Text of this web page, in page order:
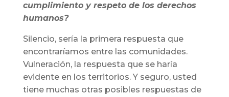
cumplimiento y respeto de los derechos
humanos?
Silencio, sería la primera respuesta que
encontraríamos entre las comunidades.
Vulneración, la respuesta que se haría
evidente en los territorios. Y seguro, usted
tiene muchas otras posibles respuestas de